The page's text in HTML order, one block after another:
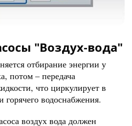
"Воздух-вода"
отбирание энергии у
потом – передача
что циркулирует в
горячего водоснабжения.
воздух вода должен